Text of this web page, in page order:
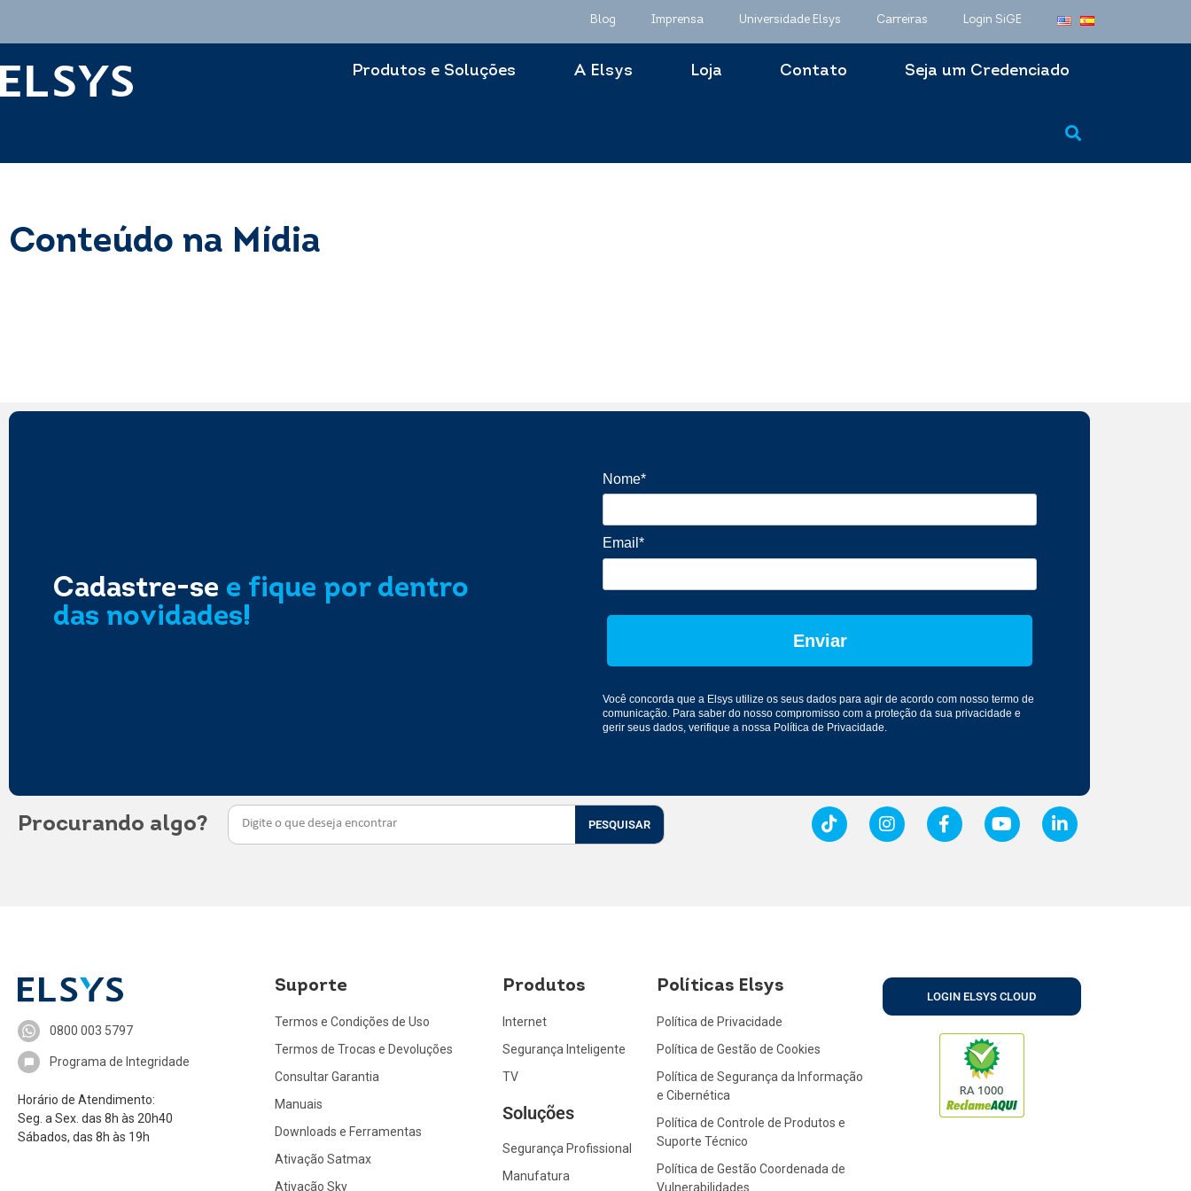
Blog Imprensa Universidade Elsys Carreiras Login SiGE
Produtos e Soluções A Elsys Loja Contato Seja um Credenciado
Conteúdo na Mídia
Cadastre-se e fique por dentro
das novidades!
Nome*
Email*
Enviar
Você concorda que a Elsys utilize os seus dados para agir de acordo com nosso termo de
comunicação . Para saber do nosso compromisso com a proteção da sua privacidade e
gerir seus dados, verifique a nossa Política de Privacidade
Procurando algo? PESQUISAR
0800 003 5797
Programa de Integridade
Horário de Atendimento:
Seg. a Sex. das 8h às 20h40
Sábados, das 8h às 19h
Suporte
Termos e Condições de Uso
Termos de Trocas e Devoluções
Consultar Garantia
Manuais
Downloads e Ferramentas
Ativação Satmax
Ativação Sky
Produtos
Internet
Segurança Inteligente
TV
Soluções
Segurança Profissional
Manufatura
Políticas Elsys
Política de Privacidade
Política de Gestão de Cookies
Política de Segurança da Informação
e Cibernética
Política de Controle de Produtos e
Suporte Técnico
Política de Gestão Coordenada de
Vulnerabilidades
LOGIN ELSYS CLOUD